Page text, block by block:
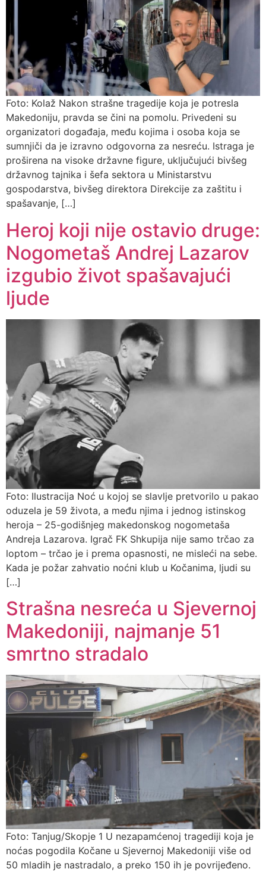
Foto: Kolaž Nakon strašne tragedije koja je potresla
Makedoniju, pravda se čini na pomolu. Privedeni su
organizatori događaja, među kojima i osoba koja se
sumnjiči da je izravno odgovorna za nesreću. Istraga je
proširena na visoke državne figure, uključujući bivšeg
državnog tajnika i šefa sektora u Ministarstvu
gospodarstva, bivšeg direktora Direkcije za zaštitu i
spašavanje, […]
Heroj koji nije ostavio druge:
Nogometaš Andrej Lazarov
izgubio život spašavajući
ljude
Foto: Ilustracija Noć u kojoj se slavlje pretvorilo u pakao
oduzela je 59 života, a među njima i jednog istinskog
heroja – 25-godišnjeg makedonskog nogometaša
Andreja Lazarova. Igrač FK Shkupija nije samo trčao za
loptom – trčao je i prema opasnosti, ne misleći na sebe.
Kada je požar zahvatio noćni klub u Kočanima, ljudi su
[…]
Strašna nesreća u Sjevernoj
Makedoniji, najmanje 51
smrtno stradalo
Foto: Tanjug/Skopje 1 U nezapamćenoj tragediji koja je
noćas pogodila Kočane u Sjevernoj Makedoniji više od
50 mladih je nastradalo, a preko 150 ih je povrijeđeno.